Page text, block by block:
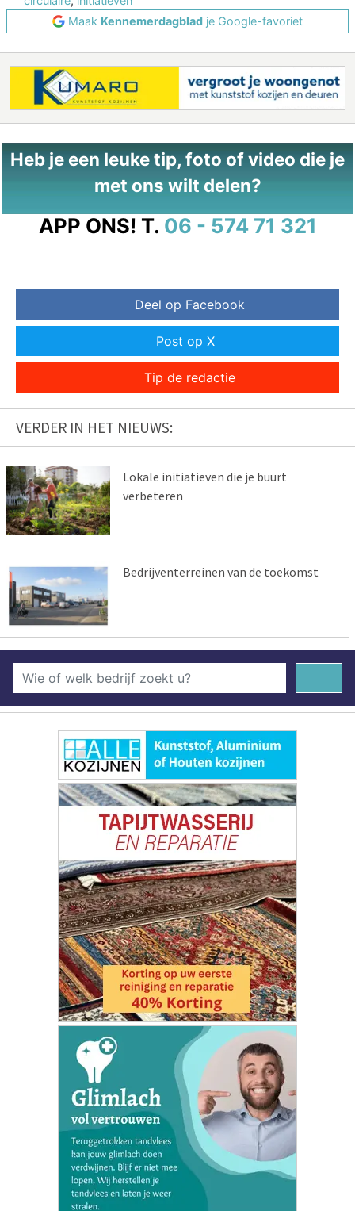
Maak Kennemerdagblad je Google-favoriet
Heb je een leuke tip, foto of video die je
met ons wilt delen?
APP ONS! T. 06 - 574 71 321
Deel op Facebook
Post op X
Tip de redactie
VERDER IN HET NIEUWS:
Lokale initiatieven die je buurt
verbeteren
Bedrijventerreinen van de toekomst